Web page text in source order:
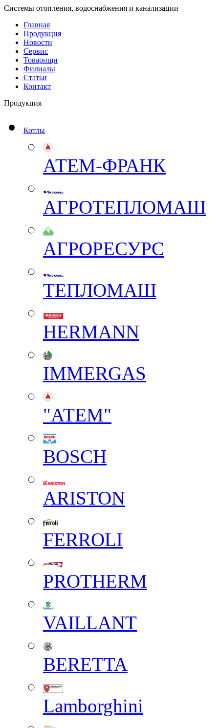
Системы отопления, водоснабжения и канализации
Главная
Продукция
Новости
Сервис
Товарищи
Филиалы
Статьи
Контакт
Продукция
Котлы
АТЕМ-ФРАНК
АГРОТЕПЛОМАШ
АГРОРЕСУРС
ТЕПЛОМАШ
HERMANN
IMMERGAS
"АТЕМ"
BOSCH
ARISTON
FERROLI
PROTHERM
VAILLANT
BERETTA
Lamborghini